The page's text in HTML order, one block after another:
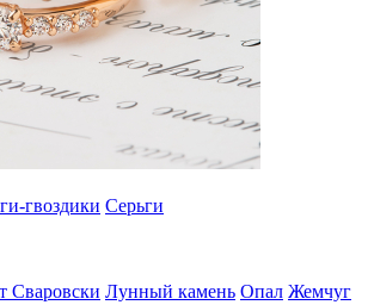
гвоздики Серьги
Сваровски Лунный камень Опал Жемчуг